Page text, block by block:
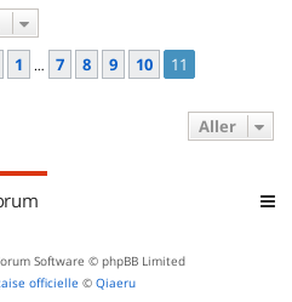
11 sur11
Précédent
1 … 7 8 9 10 11
Aller
Software © phpBB Limited
officielle © Qiaeru